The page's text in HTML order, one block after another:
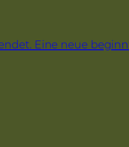
Eine neue